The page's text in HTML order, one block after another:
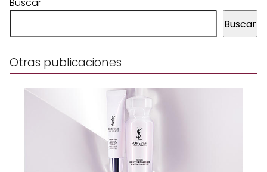
Buscar
Otras publicaciones